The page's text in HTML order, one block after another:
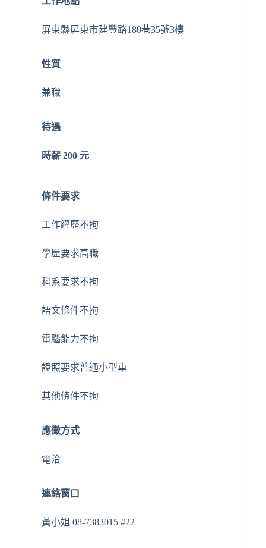
屏東縣屏東市建豐路180巷35號3樓
性質
兼職
待遇
時薪 200 元
條件要求
工作經歷不拘
學歷要求高職
科系要求不拘
語文條件不拘
電腦能力不拘
證照要求普通小型車
其他條件不拘
應徵方式
電洽
連絡窗口
黃小姐 08-7383015 #22